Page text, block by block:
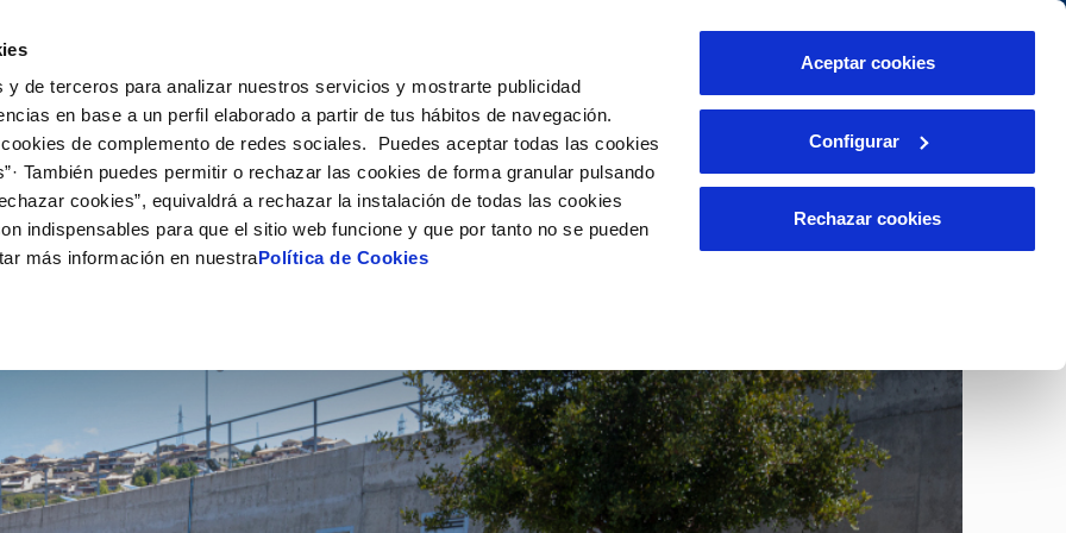
y de terceros para analizar nuestros servicios y mostrarte publicidad
en base a un perfil elaborado a partir de tus hábitos de navegación.
de complemento de redes sociales. Puedes aceptar todas las cookies
También puedes permitir o rechazar las cookies de forma granular pulsando
cookies”, equivaldrá a rechazar la instalación de todas las cookies
indispensables para que el sitio web funcione y que por tanto no se pueden
más información en nuestraPolítica de Cookies
Aceptar cookies
Configurar
Rechazar cookies
de titular
de suministro
MODIFICACIÓN DE DATOS
Actualizar datos bancarios
Actualizar datos de domicilio
INCIDENCIAS
Comunica anomalías o posibles
VER TODAS LAS GESTIONES
Tu Servicio
AL CLIENTE
contacto
y afectaciones
COMPROMISO DE SERVICIO
Carta de compromisos
Customer Counsel (Defensa del cliente)
Tu Agua
del agua
CUIDADOS DEL AGUA
Consejos de ahorro
Conócenos
DE GESTIÓN Y CERTIFICADOS
PERFIL DEL CONTRATANTE
Plataforma de contratación del sector
público
Proveedores Responsables
PORTAL DE TRANSPARENCIA
Nuestros compromisos